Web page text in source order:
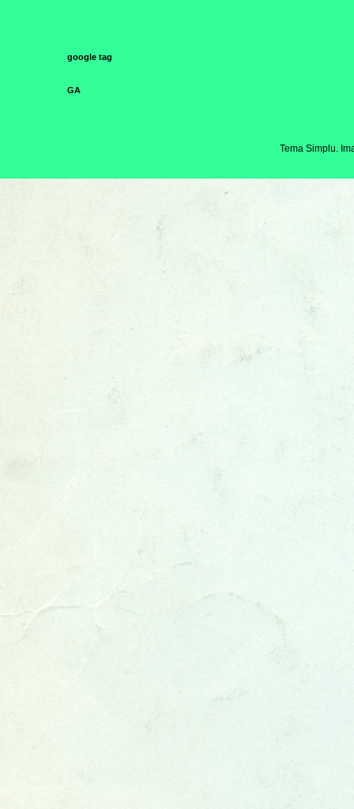
google tag
GA
Tema Simplu.